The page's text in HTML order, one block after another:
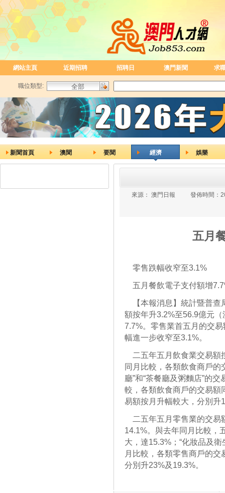
網站主頁 近期招聘 招聘日 澳門新聞 求
職位類型:
新聞首頁 澳聞 要聞 經濟 娛樂
來源： 澳門日報 發佈時間：
五月
零售跌幅收窄至3.1%
五月餐飲電子支付額增
【本報消息】統計暨普查
額按年升3.2%至56.9億元
7.7%。零售業首五月的交
幅進一步收窄至3.1%。
二五年五月飲食業交易額
同月比較，各類飲食商戶的
廳”和“茶餐廳及粥麵店”的
較，各類飲食商戶的交易額
易額按月升幅較大，分別升
二五年五月零售業的交易
14.1%。與去年同月比較，
大，達15.3%；“化妝品及衛
月比較，各類零售商戶的交
分別升23%及19.3%。